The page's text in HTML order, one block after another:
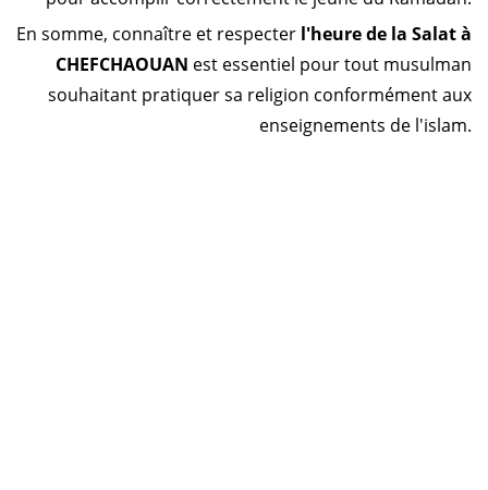
En somme, connaître et respecter l'heure de la Salat à
CHEFCHAOUAN est essentiel pour tout musulman
souhaitant pratiquer sa religion conformément aux
enseignements de l'islam.